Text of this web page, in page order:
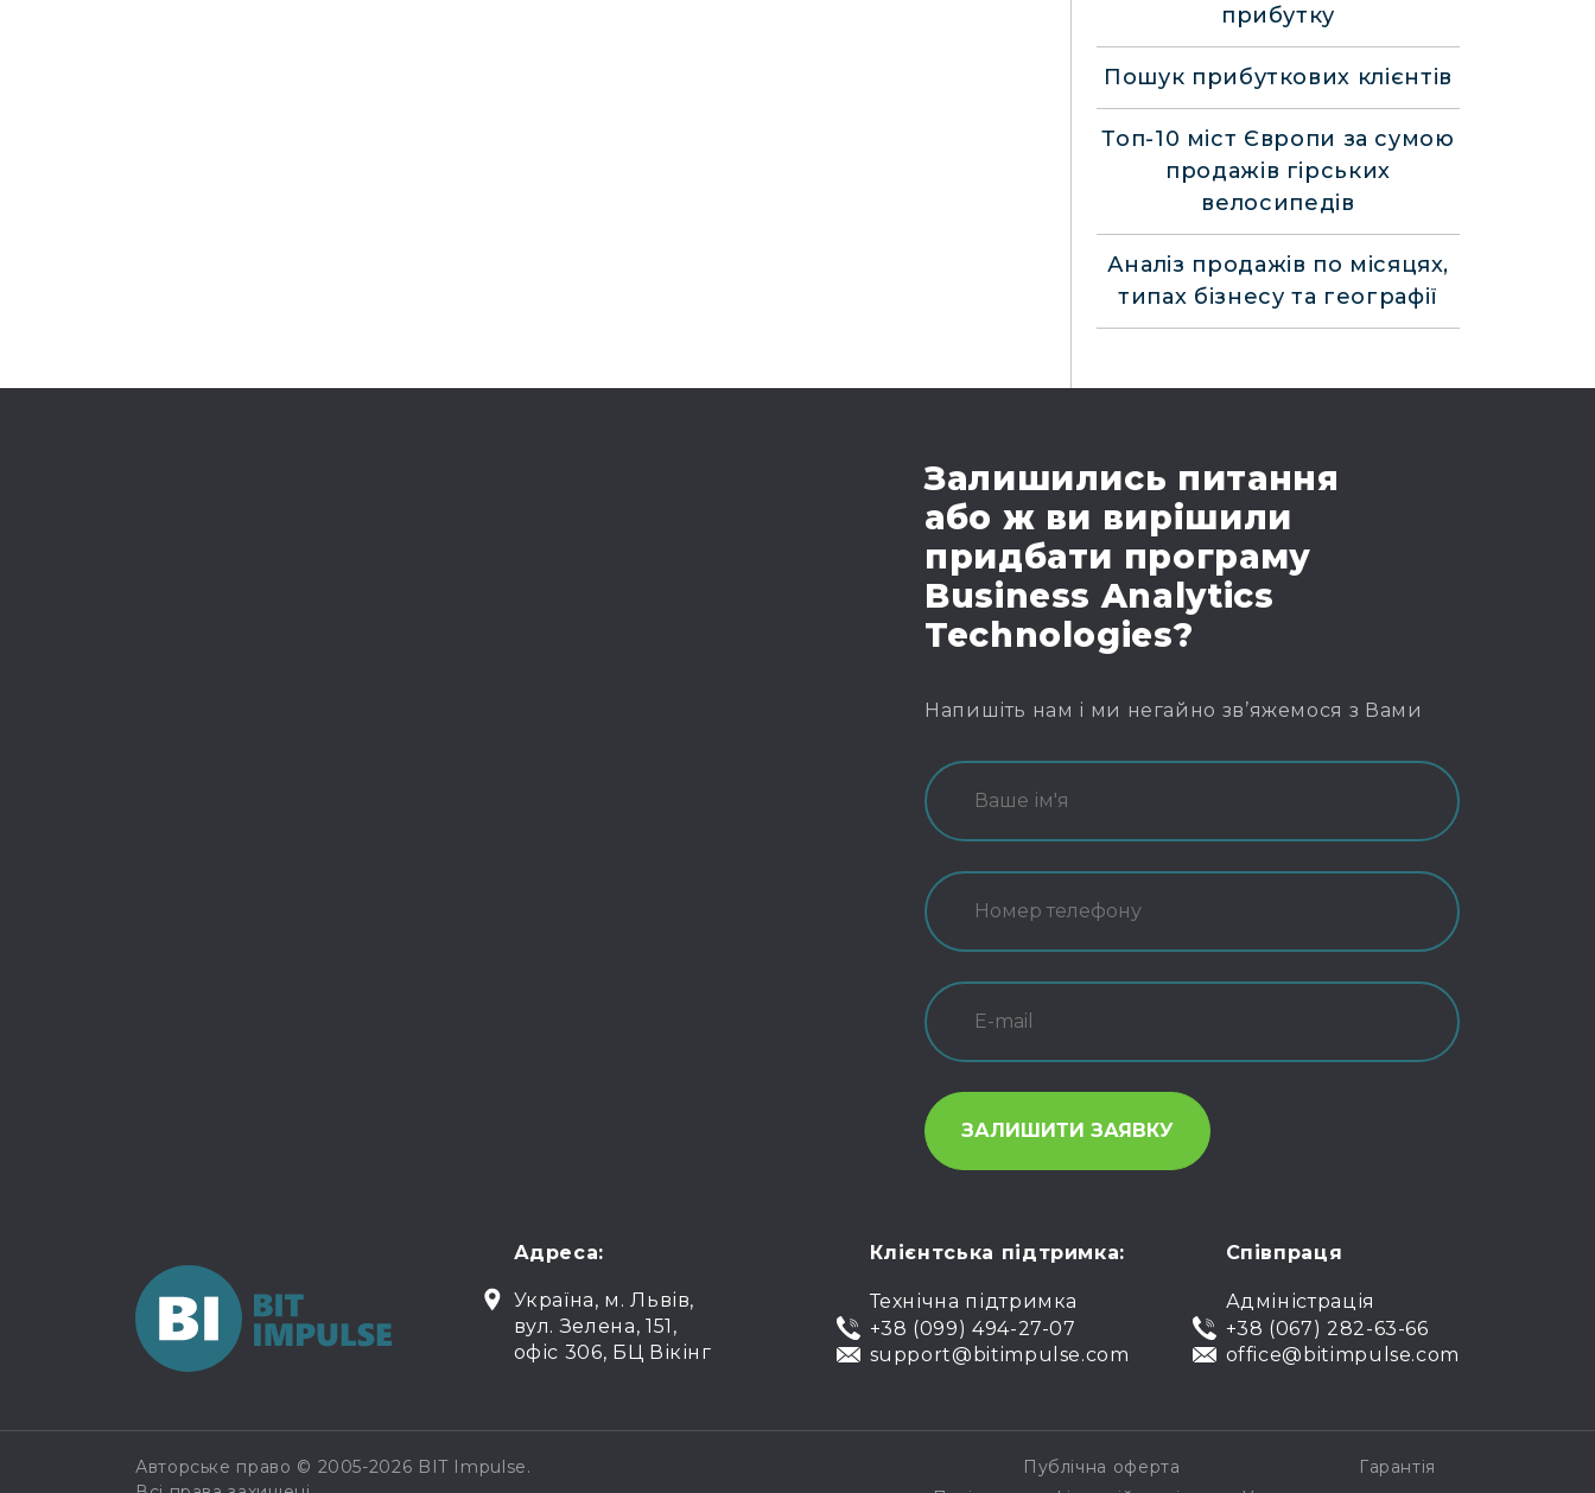
прибутку
Пошук прибуткових клієнтів
Топ-10 міст Європи за сумою
продажів гірських
велосипедів
Аналіз продажів по місяцях,
типах бізнесу та географії
Залишились питання
або ж ви вирішили
придбати програму
Business Analytics
Technologies?
Напишіть нам і ми негайно зв’яжемося з Вами
Адреса:
Україна, м. Львів,
вул. Зелена, 151,
офіс 306, БЦ Вікінг
Клієнтська підтримка:
Технічна підтримка
+38 (099) 494-27-07
support@bitimpulse.com
Співпраця
Адміністрація
+38 (067) 282-63-66
office@bitimpulse.com
Публічна оферта
Гарантія
Авторське право © 2005-2026 BIT Impulse.